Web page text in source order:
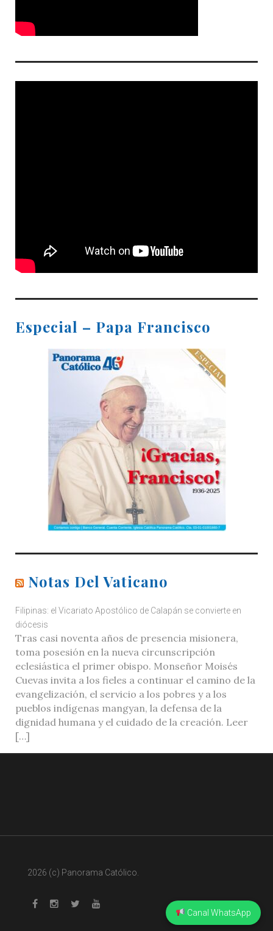
Especial – Papa Francisco
Notas Del Vaticano
Filipinas: el Vicariato Apostólico de Calapán se convierte en
diócesis
Tras casi noventa años de presencia misionera,
toma posesión en la nueva circunscripción
eclesiástica el primer obispo. Monseñor Moisés
Cuevas invita a los fieles a continuar el camino de la
evangelización, el servicio a los pobres y a los
pueblos indígenas mangyan, la defensa de la
dignidad humana y el cuidado de la creación. Leer
[…]
Canal WhatsApp
2026 (c) Panorama Católico.